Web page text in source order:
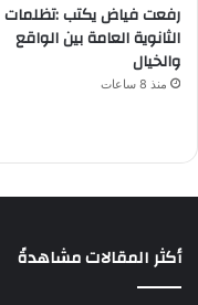
رفعت فياض يكتب :تظلمات
الثانوية العامة بين الواقع
والخيال
منذ 8 ساعات
أكثر المقالات مشاهدةً